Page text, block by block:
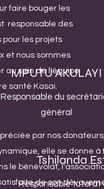
faire bouger les
responsable des
pour les projets
et nous sommes
au sein de l'équipe
santé Kasai.
MPUTU AKULAYI
Responsable du
général
par nos donateurs,
elle se donne à
le bénévolat,
de son
Tshilanda
Responsable tutorat